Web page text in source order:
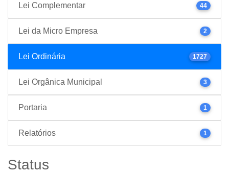
Lei Complementar 44
Lei da Micro Empresa 2
Lei Ordinária 1727
Lei Orgânica Municipal 3
Portaria 1
Relatórios 1
Status